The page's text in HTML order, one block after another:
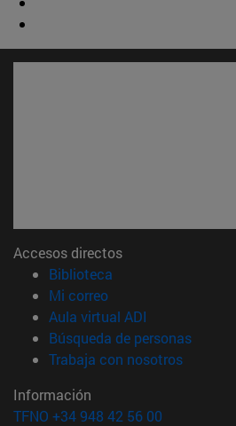
Accesos directos
Biblioteca
Mi correo(abre en nueva
Aula virtual ADI
Búsqueda de personas(abre
Trabaja con nosotros(abre en
Información
TFNO +34 948 42 56 00